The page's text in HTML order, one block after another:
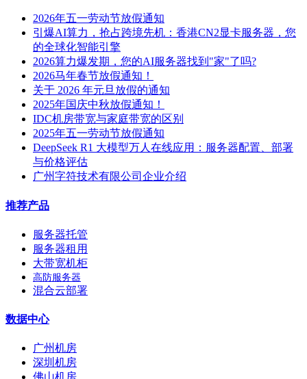
2026年五一劳动节放假通知
引爆AI算力，抢占跨境先机：香港CN2显卡服务器，您
的全球化智能引擎
2026算力爆发期，您的AI服务器找到"家"了吗?
2026马年春节放假通知！
关于 2026 年元旦放假的通知
2025年国庆中秋放假通知！
IDC机房带宽与家庭带宽的区别
2025年五一劳动节放假通知
DeepSeek R1 大模型万人在线应用：服务器配置、部署
与价格评估
广州字符技术有限公司企业介绍
推荐产品
服务器托管
服务器租用
大带宽机柜
高防服务器
混合云部署
数据中心
广州机房
深圳机房